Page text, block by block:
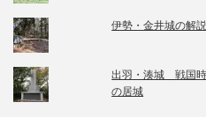
伊勢・金井城の解
出羽・湊城 戦国時
の居城